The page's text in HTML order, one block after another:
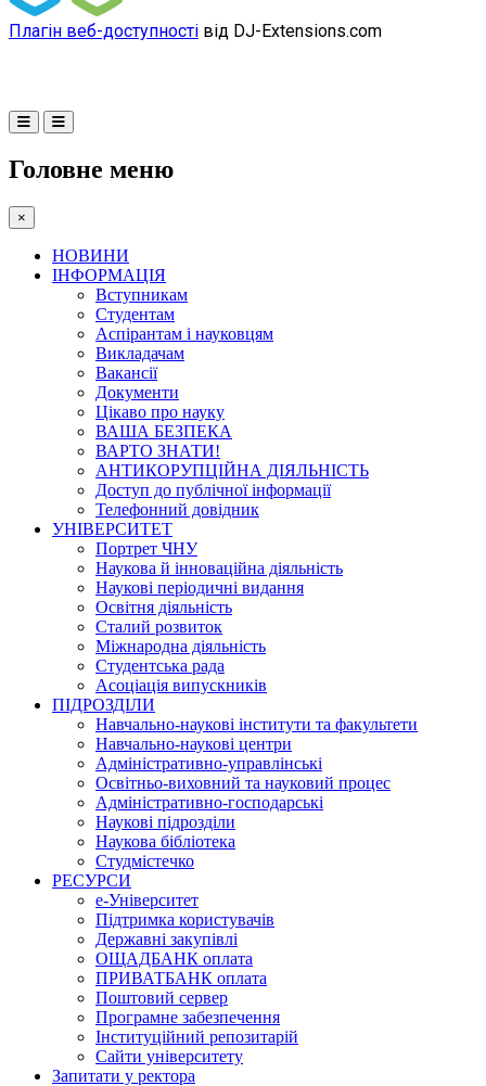
Плагін веб-доступності від DJ-Extensions.com
Головне меню
×
НОВИНИ
ІНФОРМАЦІЯ
Вступникам
Студентам
Аспірантам і науковцям
Викладачам
Вакансії
Документи
Цікаво про науку
ВАША БЕЗПЕКА
ВАРТО ЗНАТИ!
АНТИКОРУПЦІЙНА ДІЯЛЬНІСТЬ
Доступ до публічної інформації
Телефонний довідник
УНІВЕРСИТЕТ
Портрет ЧНУ
Наукова й інноваційна діяльність
Наукові періодичні видання
Освітня діяльність
Сталий розвиток
Міжнародна діяльність
Студентська рада
Асоціація випускників
ПІДРОЗДІЛИ
Навчально-наукові інститути та факультети
Навчально-наукові центри
Адміністративно-управлінські
Освітньо-виховний та науковий процес
Адміністративно-господарські
Наукові підрозділи
Наукова бібліотека
Студмістечко
РЕСУРСИ
е-Університет
Підтримка користувачів
Державні закупівлі
ОЩАДБАНК оплата
ПРИВАТБАНК оплата
Поштовий сервер
Програмне забезпечення
Інституційний репозитарій
Сайти університету
Запитати у ректора